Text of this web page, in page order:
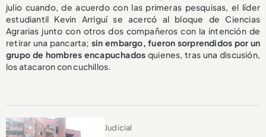
julio cuando, de acuerdo con las primeras pesquisas, el líder
estudiantil Kevin Arriguí se acercó al bloque de Ciencias
Agrarias junto con otros dos compañeros con la intención de
retirar una pancarta;sin embargo, fueron sorprendidos por un
grupo de hombres encapuchados quienes, tras una discusión,
los atacaron con cuchillos.
Judicial